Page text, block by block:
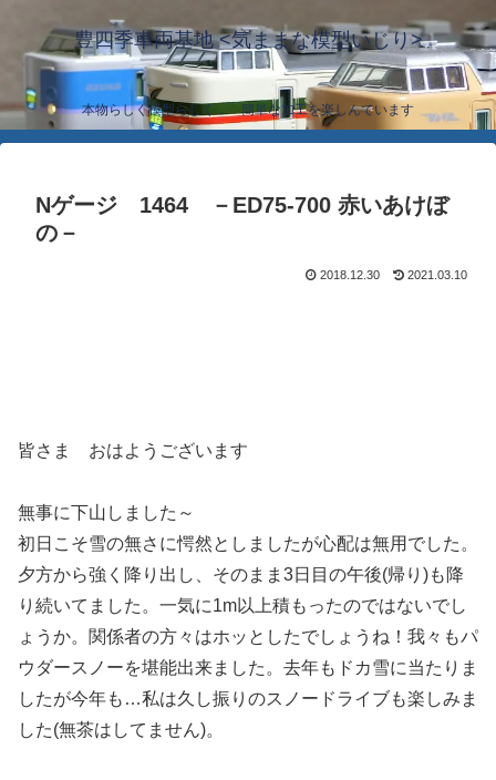
豊四季車両基地 <気ままな模型いじり>
本物らしく模型らしく… 簡単な加工を楽しんでいます
Nゲージ 1464 －ED75-700 赤いあけぼ
の－
2018.12.30 2021.03.10
皆さま おはようございます
無事に下山しました～
初日こそ雪の無さに愕然としましたが心配は無用でした。
夕方から強く降り出し、そのまま3日目の午後(帰り)も降
り続いてました。一気に1m以上積もったのではないでし
ょうか。関係者の方々はホッとしたでしょうね！我々もパ
ウダースノーを堪能出来ました。去年もドカ雪に当たりま
したが今年も…私は久し振りのスノードライブも楽しみま
した(無茶はしてません)。